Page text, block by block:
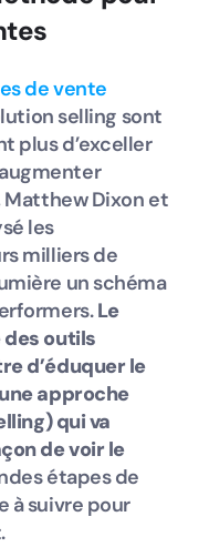
de vente
selling sont
plus d’exceller
Dixon et
les
milliers de
un schéma
Le
des outils
d’éduquer le
approche
qui va
de voir le
étapes de
à suivre pour